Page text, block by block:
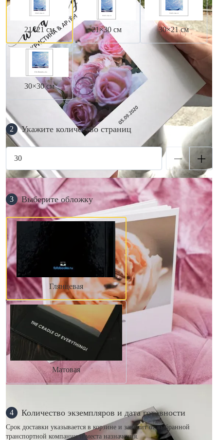
21×21 см 21×30 см 30×21 см
30×30 см
2 Укажите количество страниц
3 Выберите обложку
Глянцевая
Матовая
4 Количество экземпляров и дата готовности
Срок доставки указывается в корзине и зависит от выбранной
транспортной компании и места назначения.